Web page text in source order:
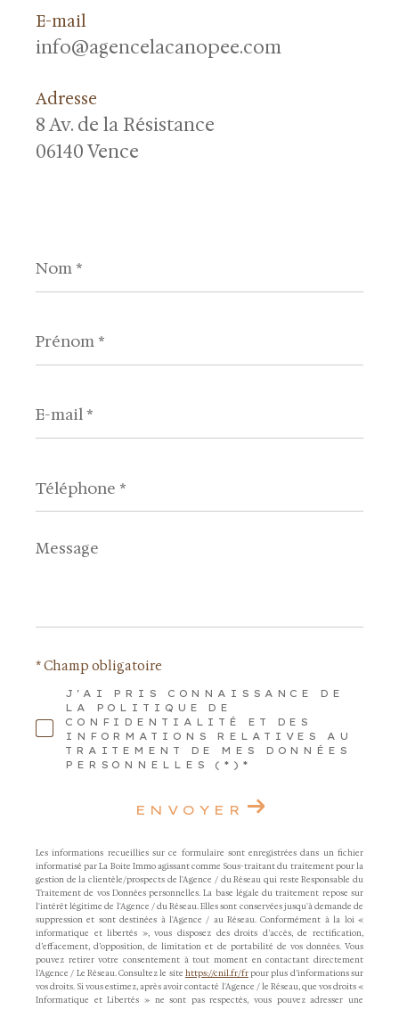
E-mail
info@agencelacanopee.com
Adresse
8 Av. de la Résistance
06140 Vence
*
*
mail
*
*
Message
*
J'AI PRIS CONNAISSANCE DE
LA POLITIQUE DE
CONFIDENTIALITÉ ET DES
INFORMATIONS RELATIVES AU
TRAITEMENT DE MES DONNÉES
PERSONNELLES (*)*
* Champ obligatoire
ENVOYER
Les informations recueillies sur ce formulaire sont enregistrées dans un fichier
informatisé par La Boite Immo agissant comme Sous-traitant du traitement pour la
gestion de la clientèle/prospects de l'Agence / du Réseau qui reste Responsable du
Traitement de vos Données personnelles. La base légale du traitement repose sur
l'intérêt légitime de l'Agence / du Réseau. Elles sont conservées jusqu'à demande de
suppression et sont destinées à l'Agence / au Réseau. Conformément à la loi «
informatique et libertés », vous disposez des droits d’accès, de rectification,
d’effacement, d’opposition, de limitation et de portabilité de vos données. Vous
pouvez retirer votre consentement à tout moment en contactant directement
l’Agence / Le Réseau. Consultez le site https://cnil.fr/frpour plus d’informations sur
vos droits. Si vous estimez, après avoir contacté l'Agence / le Réseau, que vos droits «
Informatique et Libertés » ne sont pas respectés, vous pouvez adresser une